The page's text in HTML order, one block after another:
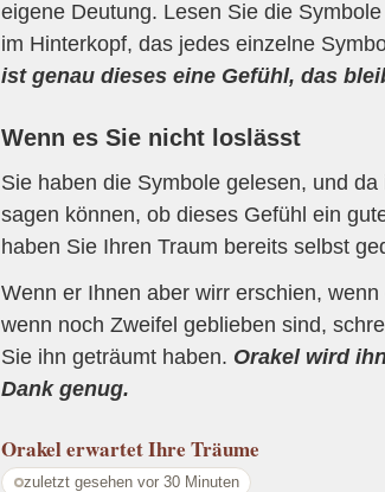
eigene Deutung. Lesen Sie die
im Hinterkopf, das jedes einzelne
ist genau dieses eine Gefühl, das
Wenn es Sie nicht loslässt
Sie haben die Symbole gelesen, und
sagen können, ob dieses Gefühl ein
haben Sie Ihren Traum bereits selbst
Wenn er Ihnen aber wirr erschien,
wenn noch Zweifel geblieben sind,
Sie ihn geträumt haben. Orakel wird
Dank genug.
Orakelerwartet Ihre Träume
zuletzt gesehen vor 30 Minuten